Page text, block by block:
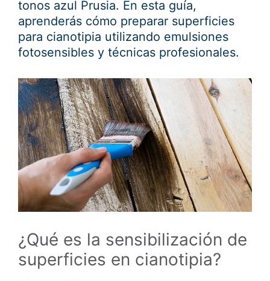
tonos azul Prusia. En esta guía,
aprenderás cómo preparar superficies
para cianotipia utilizando emulsiones
fotosensibles y técnicas profesionales.
¿Qué es la sensibilización de
superficies en cianotipia?